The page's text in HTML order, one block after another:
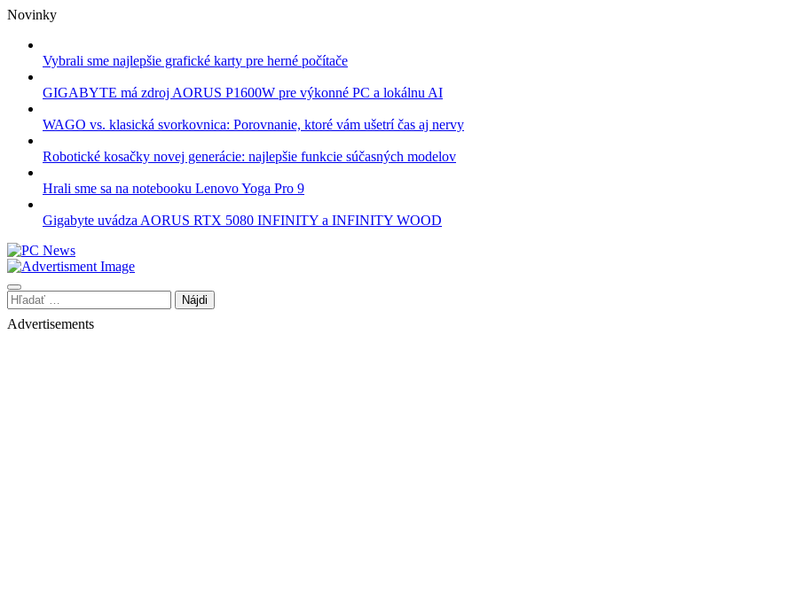
Skip
content
Novinky
Vybrali sme najlepšie grafické karty pre herné počítače
GIGABYTE má zdroj AORUS P1600W pre výkonné PC a lokálnu AI
WAGO vs. klasická svorkovnica: Porovnanie, ktoré vám ušetrí čas aj nervy
Robotické kosačky novej generácie: najlepšie funkcie súčasných modelov
Hrali sme sa na notebooku Lenovo Yoga Pro 9
Gigabyte uvádza AORUS RTX 5080 INFINITY a INFINITY WOOD
Hľadať:
Advertisements